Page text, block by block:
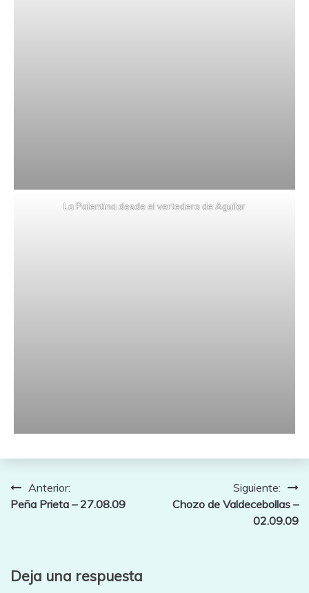
La Palentina desde el vertedero de Aguilar
Navegación
Anterior:
Peña Prieta – 27.08.09
Siguiente:
Chozo de Valdecebollas –
02.09.09
Deja una respuesta